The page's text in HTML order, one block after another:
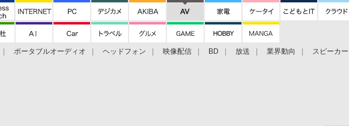
ポータブルオーディオ ヘッドフォン 映像配信 BD 放送 業界動向 スピーカー